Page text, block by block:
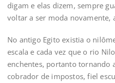
digam e elas dizem, sempre
voltar a ser moda novamente,
No antigo Egito existia o
escala e cada vez que o rio
enchentes, portanto tornando
cobrador de impostos, fiel